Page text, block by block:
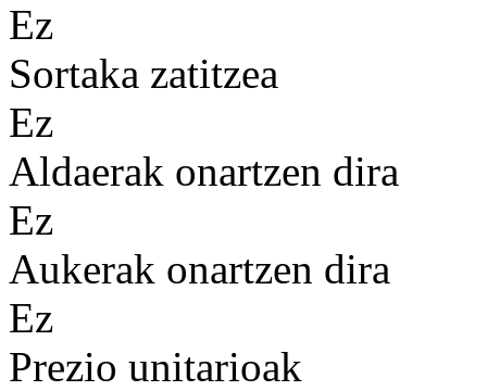
Ez
Sortaka zatitzea
Ez
Aldaerak onartzen dira
Ez
Aukerak onartzen dira
Ez
Prezio unitarioak